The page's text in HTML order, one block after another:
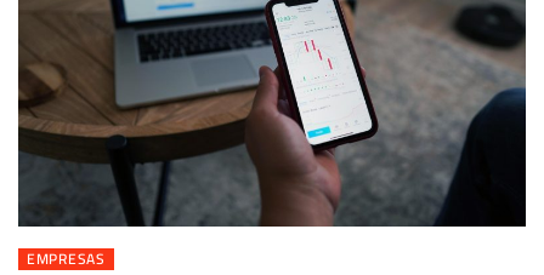
EMPRESAS